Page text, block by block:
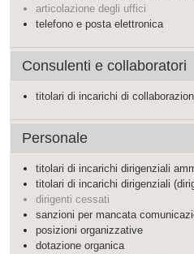
articolazione degli uffici
telefono e posta elettronica
Consulenti e collaboratori
titolari di incarichi di
Personale
titolari di incarichi dirigenziali
titolari di incarichi dirigenziali
dirigenti cessati
sanzioni per mancata
posizioni organizzative
dotazione organica